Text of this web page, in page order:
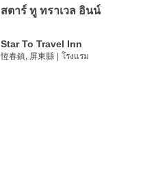
สตาร์ ทู ทราเวล อินน์
Star To Travel Inn
恆春鎮, 屏東縣 โรงแรม